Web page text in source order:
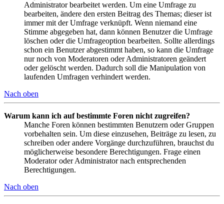
Administrator bearbeitet werden. Um eine Umfrage zu
bearbeiten, ändere den ersten Beitrag des Themas; dieser ist
immer mit der Umfrage verknüpft. Wenn niemand eine
Stimme abgegeben hat, dann können Benutzer die Umfrage
löschen oder die Umfrageoption bearbeiten. Sollte allerdings
schon ein Benutzer abgestimmt haben, so kann die Umfrage
nur noch von Moderatoren oder Administratoren geändert
oder gelöscht werden. Dadurch soll die Manipulation von
laufenden Umfragen verhindert werden.
Nach oben
Warum kann ich auf bestimmte Foren nicht zugreifen?
Manche Foren können bestimmten Benutzern oder Gruppen
vorbehalten sein. Um diese einzusehen, Beiträge zu lesen, zu
schreiben oder andere Vorgänge durchzuführen, brauchst du
möglicherweise besondere Berechtigungen. Frage einen
Moderator oder Administrator nach entsprechenden
Berechtigungen.
Nach oben